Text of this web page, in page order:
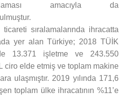
amacıyla da
sıralamalarında ihracatta
yer alan Türkiye; 2018 TÜİK
13.371 işletme ve 243.550
ciro elde etmiş ve toplam makine
ulaşmıştır. 2019 yılında 171,6
toplam ülke ihracatının %11’e